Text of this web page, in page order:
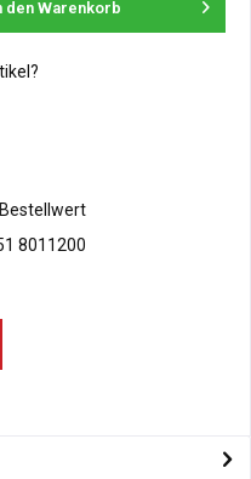
den Warenkorb
8011200